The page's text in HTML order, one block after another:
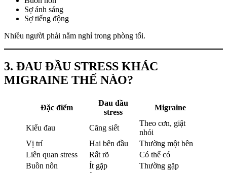
Sợ ánh sáng
Sợ tiếng động
Nhiều người phải nằm nghỉ trong phòng tối.
3. ĐAU ĐẦU STRESS KHÁC
MIGRAINE THẾ NÀO?
Đặc điểm
Đau đầu
stress
Migraine
Kiểu đau Căng siết
Theo cơn, giật
nhói
Vị trí
Hai bên đầu
Thường một bên
Liên quan stress
Rất rõ
Có thể có
Buồn nôn
Ít gặp
Thường gặp